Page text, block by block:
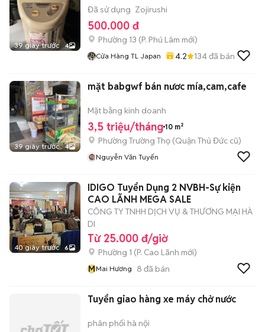
39 giây trước 4
Đã sử dụng Zojirushi
500.000 đ
Phường 13 (P. Phú Lâm mới)
Cửa Hàng TL Japan 4.2 134đã bán
39 giây trước 4
mặt babgwf bán nươc mía,cam,cafe
Mặt bằng kinh doanh
3,5 triệu/tháng 10 m²
Phường Trường Thọ (Quận Thủ Đức cũ)
Nguyễn Văn Tuyến
40 giây trước 6
IDIGO Tuyển Dụng 2 NVBH-Sự kiện
CAO LÃNH MEGA SALE
CÔNG TY TNHH DỊCH VỤ & THƯƠNG MẠI HÀ
DI
Từ 25.000 đ/giờ
Phường 1 (P. Cao Lãnh mới)
MMai Hương 8 đã bán
Tuyển giao hàng xe máy chở nước
phân phối hà nội